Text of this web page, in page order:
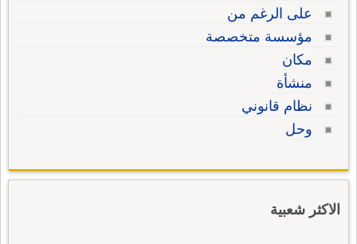
على الرغم من
مؤسسة متخصصة
مكان
منشأة
نظام قانوني
وحل
الاكثر شعبية